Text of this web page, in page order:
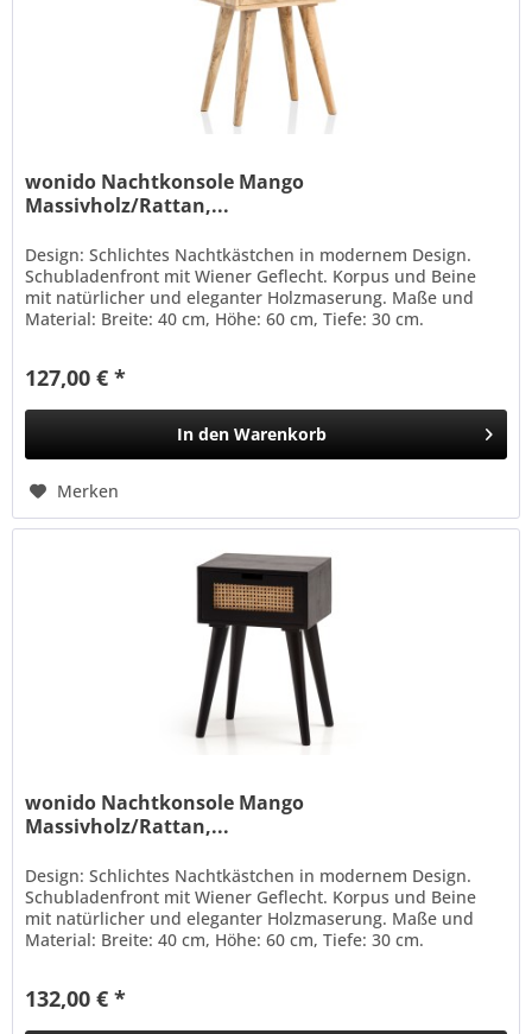
wonido Nachtkonsole Mango
Massivholz/Rattan,...
Design: Schlichtes Nachtkästchen in modernem Design.
Schubladenfront mit Wiener Geflecht. Korpus und Beine
mit natürlicher und eleganter Holzmaserung. Maße und
Material: Breite: 40 cm, Höhe: 60 cm, Tiefe: 30 cm.
127,00 € *
In den Warenkorb
Merken
wonido Nachtkonsole Mango
Massivholz/Rattan,...
Design: Schlichtes Nachtkästchen in modernem Design.
Schubladenfront mit Wiener Geflecht. Korpus und Beine
mit natürlicher und eleganter Holzmaserung. Maße und
Material: Breite: 40 cm, Höhe: 60 cm, Tiefe: 30 cm.
132,00 € *